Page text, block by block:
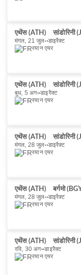
एथेंस (ATH)
सांडोरिनी
मंगल, 21 जुल॰ डाइरैक्ट
रयान एयर
एथेंस (ATH)
सांडोरिनी
बुध, 5 अग॰ डाइरैक्ट
रयान एयर
एथेंस (ATH)
सांडोरिनी
मंगल, 28 जुल॰ डाइरैक्ट
रयान एयर
एथेंस (ATH)
बर्गमो
मंगल, 28 जुल॰ डाइरैक्ट
रयान एयर
एथेंस (ATH)
सांडोरिनी
रवि, 30 अग॰ डाइरैक्ट
रयान एयर